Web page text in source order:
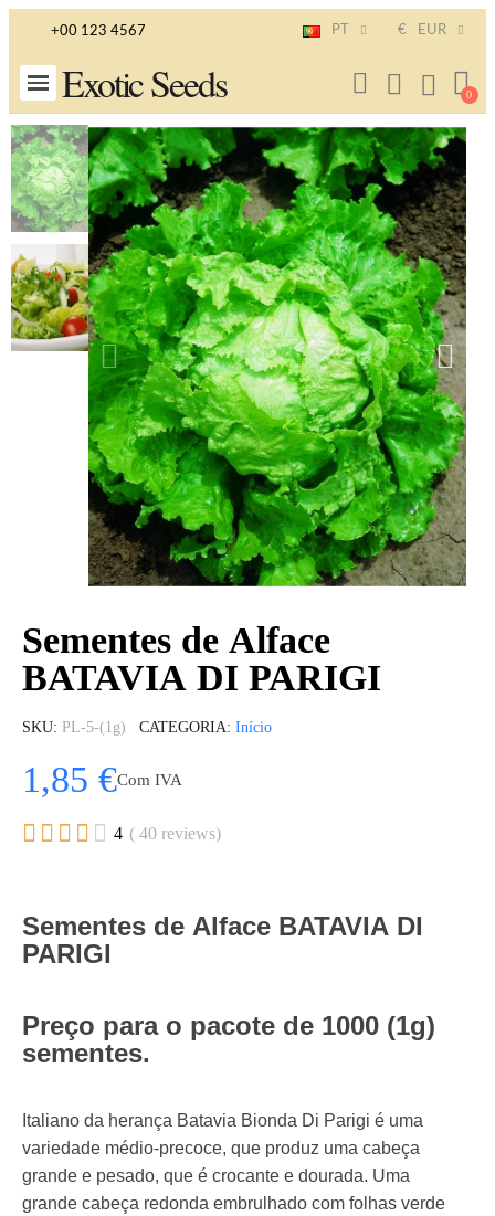
+00 123 4567 PT € EUR
Exotic Seeds
Sementes de Alface
BATAVIA DI PARIGI
SKU PL-5-(1g) CATEGORIA Início
1,85 €Com IVA
     4 ( 40 reviews)
Sementes de Alface BATAVIA DI
PARIGI
Preço para o pacote de 1000 (1g)
sementes.
Italiano da herança Batavia Bionda Di Parigi é uma
variedade médio-precoce, que produz uma cabeça
grande e pesado, que é crocante e dourada. Uma
grande cabeça redonda embrulhado com folhas verde